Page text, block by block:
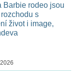
Barbie rodeo jsou
s
život i image,